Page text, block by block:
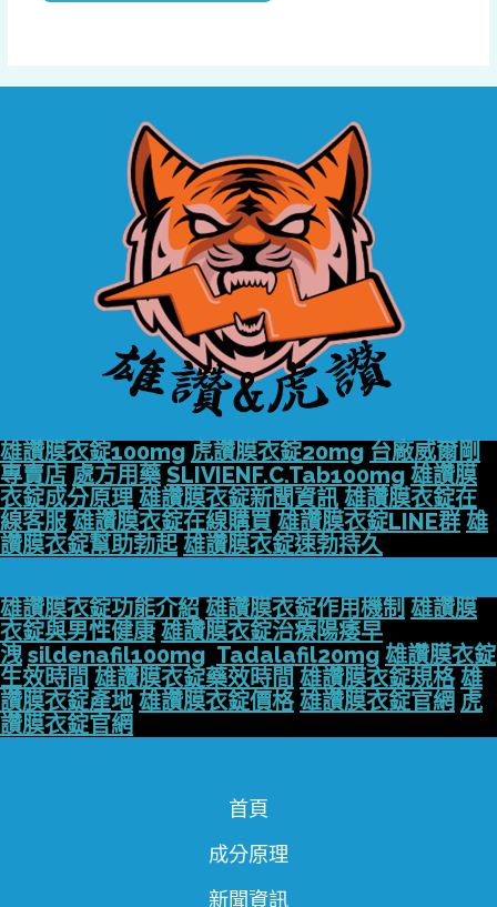
雄讚膜衣錠100mg 虎讚膜衣錠20mg 台廠威爾剛
專賣店 處方用藥 SLIVIENF.C.Tab100mg 雄讚膜
衣錠成分原理 雄讚膜衣錠新聞資訊 雄讚膜衣錠在
線客服 雄讚膜衣錠在線購買 雄讚膜衣錠LINE群 雄
讚膜衣錠幫助勃起 雄讚膜衣錠速勃持久
雄讚膜衣錠功能介紹 雄讚膜衣錠作用機制 雄讚膜
衣錠與男性健康 雄讚膜衣錠治療陽痿早
洩 sildenafil100mg Tadalafil20mg 雄讚膜衣錠
生效時間 雄讚膜衣錠藥效時間 雄讚膜衣錠規格 雄
讚膜衣錠產地 雄讚膜衣錠價格 雄讚膜衣錠官網 虎
讚膜衣錠官網
首頁
成分原理
新聞資訊